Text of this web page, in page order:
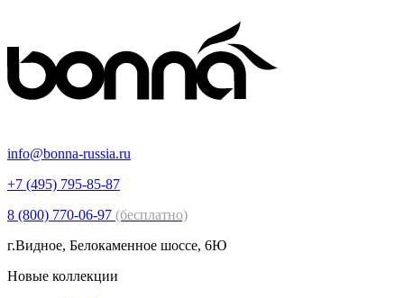
info@bonna-russia.ru
+7 (495) 795-85-87
8 (800) 770-06-97 (бесплатно)
г.Видное, Белокаменное шоссе, 6Ю
Новые коллекции